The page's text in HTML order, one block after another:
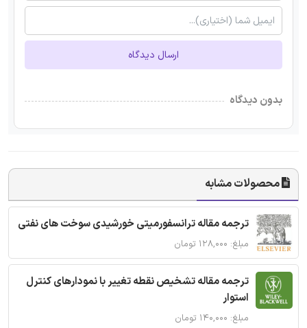
ارسال دیدگاه
بدون دیدگاه
محصولات مشابه
ترجمه مقاله ترانسفورمیتی خورشیدی سوخت های نفتی
مبلغ: ۱۲۸,۰۰۰ تومان
ترجمه مقاله تشخیص نقطه تغییر با نمودارهای کنترل
استوار
مبلغ: ۱۴۰,۰۰۰ تومان